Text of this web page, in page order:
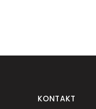
KONTAKT